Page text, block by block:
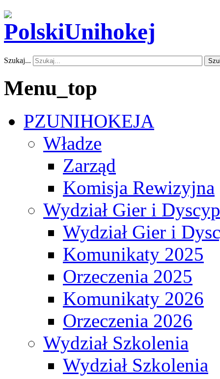
Szukaj...
Menu_top
PZUNIHOKEJA
Władze
Zarząd
Komisja Rewizyjna
Wydział Gier i
Wydział Gier i
Komunikaty 2025
Orzeczenia 2025
Komunikaty 2026
Orzeczenia 2026
Wydział Szkolenia
Wydział Szkolenia